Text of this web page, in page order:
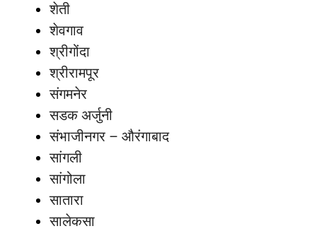
शेती
शेवगाव
श्रीगोंदा
श्रीरामपूर
संगमनेर
सडक अर्जुनी
संभाजीनगर – औरंगाबाद
सांगली
सांगोला
सातारा
सालेकसा